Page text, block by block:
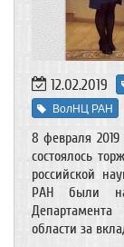
12.02.2019
ВолНЦ РАН
8 февраля 2019
состоялось
российской
РАН были
области за